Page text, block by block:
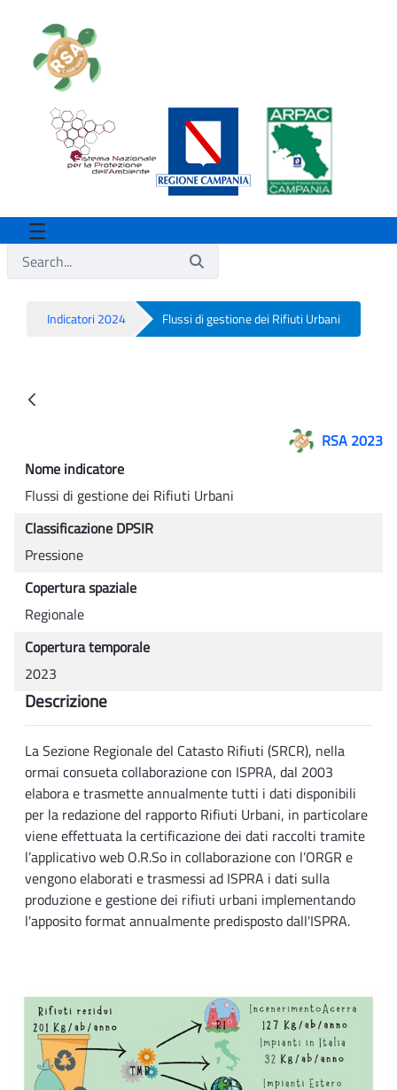
Indicatori 2024 Flussi di gestione dei Rifiuti Urbani
RSA 2023
Nome indicatore
Flussi di gestione dei Rifiuti Urbani
Classificazione DPSIR
Pressione
Copertura spaziale
Regionale
Copertura temporale
2023
Descrizione
La Sezione Regionale del Catasto Rifiuti (SRCR), nella
ormai consueta collaborazione con ISPRA, dal 2003
elabora e trasmette annualmente tutti i dati disponibili
per la redazione del rapporto Rifiuti Urbani, in particolare
viene effettuata la certificazione dei dati raccolti tramite
l’applicativo web O.R.So in collaborazione con l’ORGR e
vengono elaborati e trasmessi ad ISPRA i dati sulla
produzione e gestione dei rifiuti urbani implementando
l'apposito format annualmente predisposto dall'ISPRA.